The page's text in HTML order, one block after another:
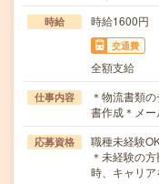
時給 時給1600円
交通費
全額支給
仕事内容
＊物流書類
書作成＊メ
応募資格
職種未経験
＊未経験の
時、キャリ